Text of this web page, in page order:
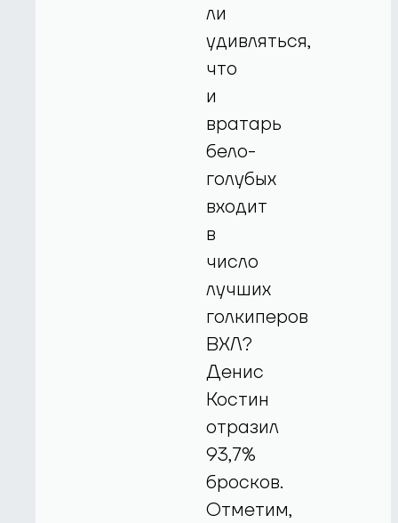
ли
удивляться,
что
и
вратарь
бело-
голубых
входит
в
число
лучших
голкиперов
ВХЛ?
Денис
Костин
отразил
93,7%
бросков.
Отметим,